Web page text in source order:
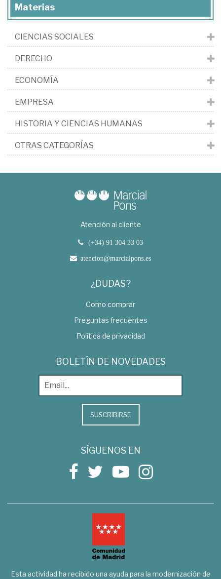
Materias
CIENCIAS SOCIALES
DERECHO
ECONOMÍA
EMPRESA
HISTORIA Y CIENCIAS HUMANAS
OTRAS CATEGORÍAS
Atención al cliente
(+34) 91 304 33 03
atencion@marcialpons.es
¿DUDAS?
Como comprar
Preguntas frecuentes
Política de privacidad
BOLETÍN DE NOVEDADES
SUSCRIBIRSE
SÍGUENOS EN
Esta actividad ha recibido una ayuda para la modernización de